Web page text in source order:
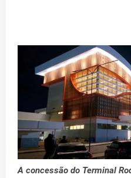
A concessão do Terminal